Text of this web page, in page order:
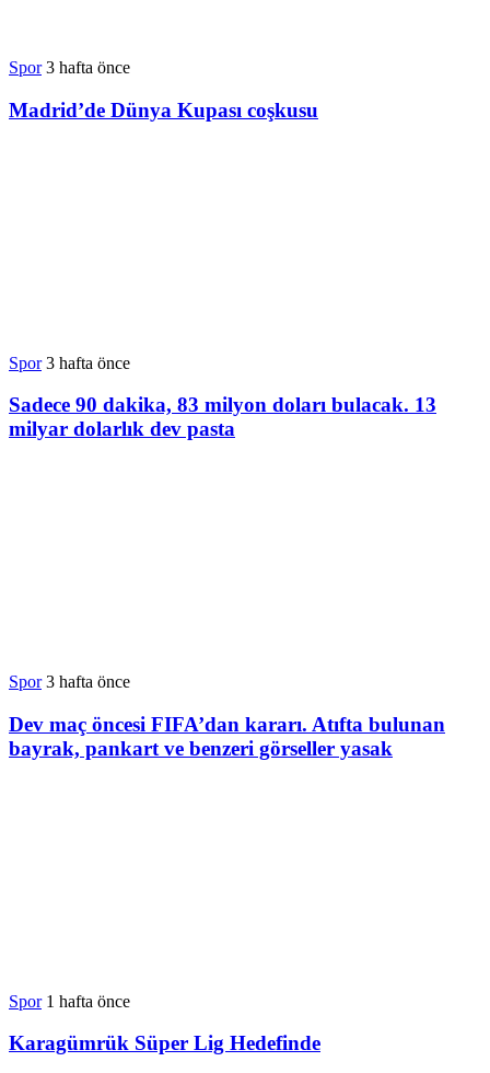
Spor 3 hafta önce
Madrid’de Dünya Kupası coşkusu
Spor 3 hafta önce
Sadece 90 dakika, 83 milyon doları bulacak. 13
milyar dolarlık dev pasta
Spor 3 hafta önce
Dev maç öncesi FIFA’dan kararı. Atıfta bulunan
bayrak, pankart ve benzeri görseller yasak
Spor 1 hafta önce
Karagümrük Süper Lig Hedefinde